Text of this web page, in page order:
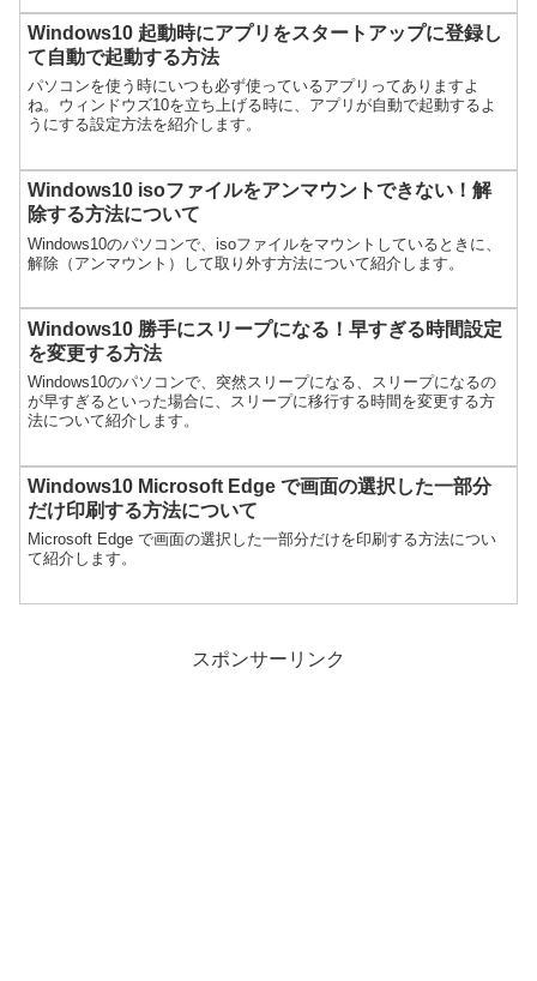
Windows10 起動時にアプリをスタートアップに登録し
て自動で起動する方法
パソコンを使う時にいつも必ず使っているアプリってありますよ
ね。ウィンドウズ10を立ち上げる時に、アプリが自動で起動するよ
うにする設定方法を紹介します。
Windows10 isoファイルをアンマウントできない！解
除する方法について
Windows10のパソコンで、isoファイルをマウントしているときに、
解除（アンマウント）して取り外す方法について紹介します。
Windows10 勝手にスリープになる！早すぎる時間設定
を変更する方法
Windows10のパソコンで、突然スリープになる、スリープになるの
が早すぎるといった場合に、スリープに移行する時間を変更する方
法について紹介します。
Windows10 Microsoft Edge で画面の選択した一部分
だけ印刷する方法について
Microsoft Edge で画面の選択した一部分だけを印刷する方法につい
て紹介します。
スポンサーリンク